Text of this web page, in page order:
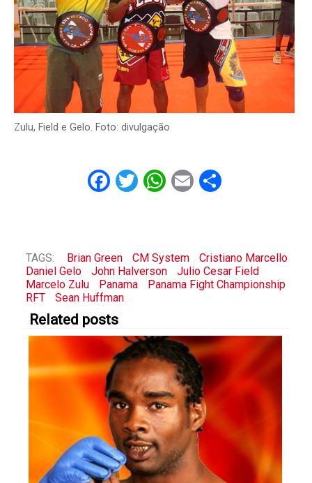
Zulu, Field e Gelo. Foto: divulgação
Facebook
Twitter
WhatsApp
EmailShare
TAGS: Brian Green CM System
Cristiano Marcello
Daniel Gelo
John Halverson
Julio Cesar Field
Marcelo Zulu
Panama
Panama Fight Championship
RFT
Sean Huffman
Related posts